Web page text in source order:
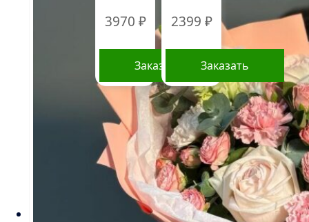
3970 ₽
Заказать
2399 ₽
Заказать
ориентировочна
и может
меняться.
Окончательная
цена зависит от
доступности
определенных
видов цветов,
времени года, а
также может
быть выше в периоды праздников и
предпраздничных дней. Информация о
составе букетов, ценах на товары и услуги,
представленная на данном сайте,
предназначена исключительно для
ознакомления и не является публичной
офертой, как это определено в Статье 437(2)